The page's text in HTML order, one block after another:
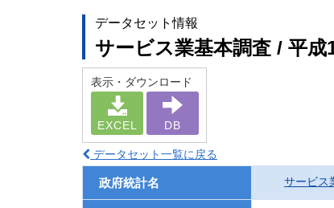
データセット情報
サービス業基本調査 / 平
表示・ダウンロード
EXCEL DB
データセット一覧に戻る
政府統計名 サービス